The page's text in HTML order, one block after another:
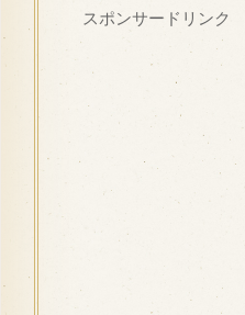
スポンサードリンク